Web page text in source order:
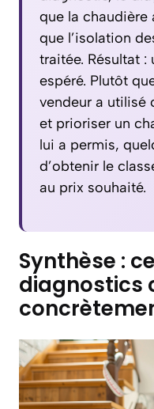
que la chaudière
que l’isolation
traitée. Résultat :
espéré. Plutôt
vendeur a utilisé
et prioriser un
lui a permis,
d’obtenir le
au prix souhaité.
Synthèse :
diagnostics